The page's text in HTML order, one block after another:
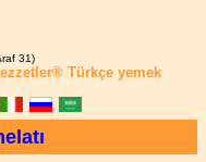
31)
Türkçe yemek